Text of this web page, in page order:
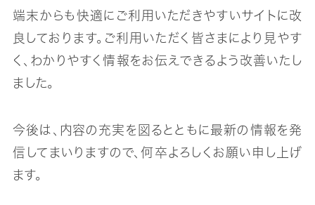
端末からも快適にご利用いただきやすいサイトに改
良しております。ご利用いただく皆さまにより見やす
く、わかりやすく情報をお伝えできるよう改善いたし
ました。
今後は、内容の充実を図るとともに最新の情報を発
信してまいりますので、何卒よろしくお願い申し上げ
ます。